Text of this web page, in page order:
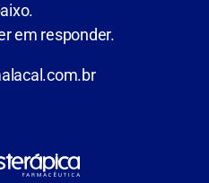
em responder.